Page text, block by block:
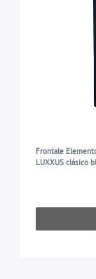
Frontale
LUXXUS clásico